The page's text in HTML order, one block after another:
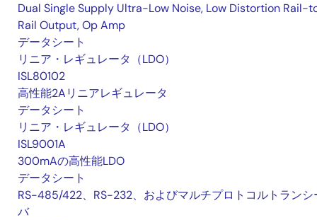
Dual Single Supply Ultra-Low Noise, Low Distortion Rail-
Rail Output, Op Amp
データシート
リニア・レギュレータ（LDO）
ISL80102
高性能2Aリニアレギュレータ
データシート
リニア・レギュレータ（LDO）
ISL9001A
300mAの高性能LDO
データシート
RS-485/422、RS-232、およびマルチプロトコルトランシ
バ